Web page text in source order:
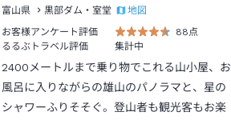
富山県 黒部ダム・室堂
地図
お客様アンケート評価
88点
るるぶトラベル評価
集計中
2400メートルまで乗り物でこれる山小屋、お
風呂に入りながらの雄山のパノラマと、星の
シャワーふりそそぐ。登山者も観光客もお楽